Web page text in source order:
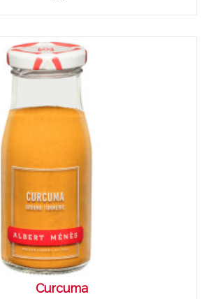
Curcuma